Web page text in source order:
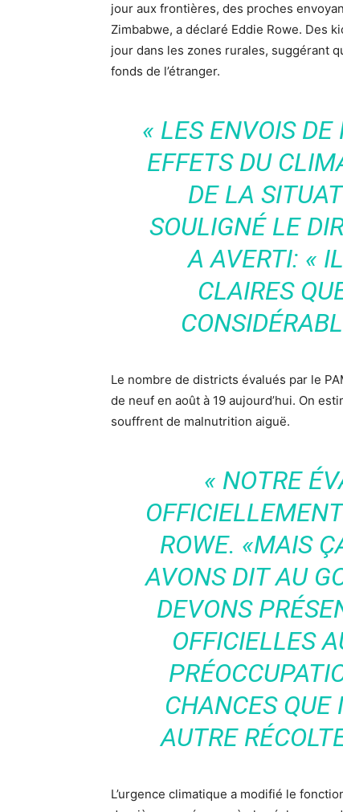
jour aux frontières, des proches
Zimbabwe, a déclaré Eddie Rowe. Des
jour dans les zones rurales, suggérant
fonds de l’étranger.
« LES ENVOIS
EFFETS DU
DE LA
SOULIGNÉ LE
A AVERTI: «
CLAIRES
Le nombre de districts évalués par le
de neuf en août à 19 aujourd’hui. On
souffrent de malnutrition aiguë.
« NOTRE
ROWE. «MAIS
AVONS DIT AU
DEVONS
OFFICIELLES
CHANCES QUE
AUTRE
L’urgence climatique a modifié le